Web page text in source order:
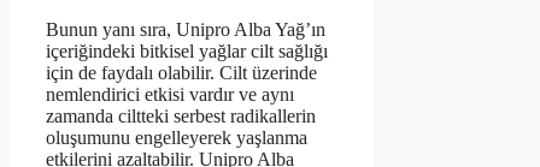
Bunun yanı sıra, Unipro Alba Yağ’ın
içeriğindeki bitkisel yağlar cilt sağlığı
için de faydalı olabilir. Cilt üzerinde
nemlendirici etkisi vardır ve aynı
zamanda ciltteki serbest radikallerin
oluşumunu engelleyerek yaşlanma
etkilerini azaltabilir. Unipro Alba